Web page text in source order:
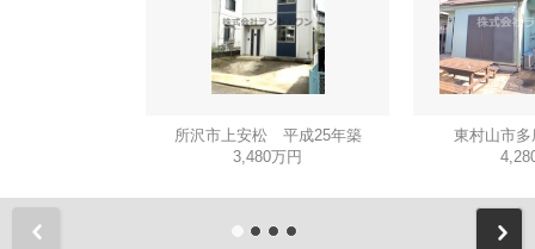
所沢市上安松 平成25年築
3,480万円
東村山市